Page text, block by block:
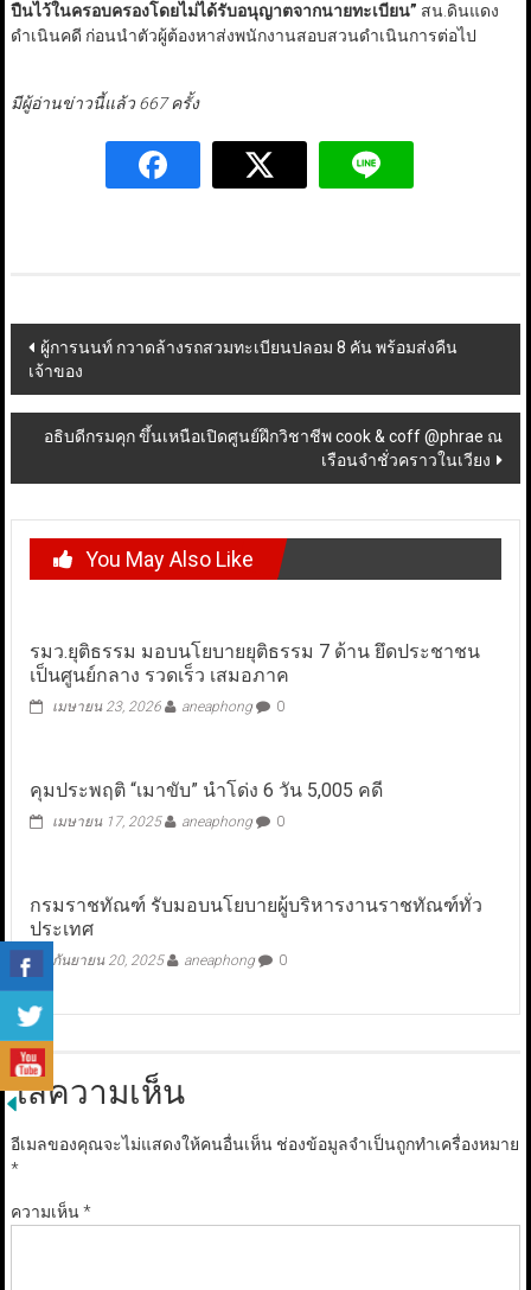
ปืนไว้ในครอบครองโดยไม่ได้รับอนุญาตจากนายทะเบียน” สน.ดินแดง
ดำเนินคดี ก่อนนำตัวผู้ต้องหาส่งพนักงานสอบสวนดำเนินการต่อไป
มีผู้อ่านข่าวนี้แล้ว 667 ครั้ง
Post
navigation
ผู้การนนท์ กวาดล้างรถสวมทะเบียนปลอม 8 คัน พร้อมส่งคืน
เจ้าของ
อธิบดีกรมคุก ขึ้นเหนือเปิดศูนย์ฝึกวิชาชีพ cook & coff @phrae ณ
เรือนจำชั่วคราวในเวียง
You May Also Like
รมว.ยุติธรรม มอบนโยบายยุติธรรม 7 ด้าน ยึดประชาชน
เป็นศูนย์กลาง รวดเร็ว เสมอภาค
เมษายน 23, 2026 aneaphong 0
คุมประพฤติ “เมาขับ” นำโด่ง 6 วัน 5,005 คดี
เมษายน 17, 2025 aneaphong 0
กรมราชทัณฑ์ รับมอบนโยบายผู้บริหารงานราชทัณฑ์ทั่ว
ประเทศ
กันยายน 20, 2025 aneaphong 0
ใส่ความเห็น
อีเมลของคุณจะไม่แสดงให้คนอื่นเห็น ช่องข้อมูลจำเป็นถูกทำเครื่องหมาย
*
ความเห็น*